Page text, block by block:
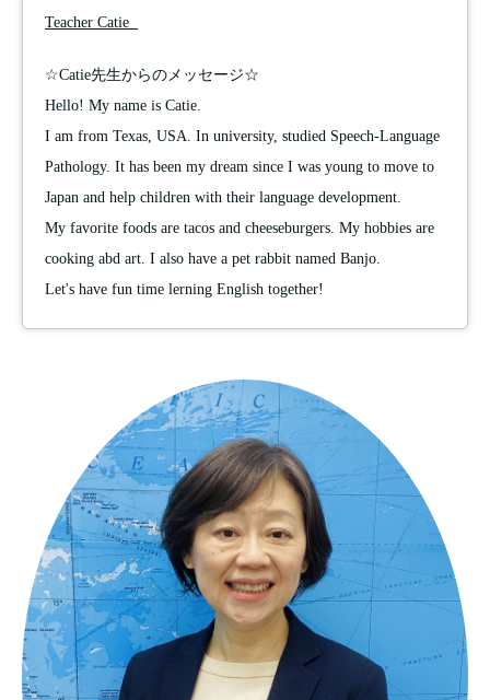
Teacher Catie
☆Catie先生からのメッセージ☆
Hello! My name is Catie.
I am from Texas, USA. In university, studied Speech-Language
Pathology. It has been my dream since I was young to move to
Japan and help children with their language development.
My favorite foods are tacos and cheeseburgers. My hobbies are
cooking abd art. I also have a pet rabbit named Banjo.
Let's have fun time lerning English together!